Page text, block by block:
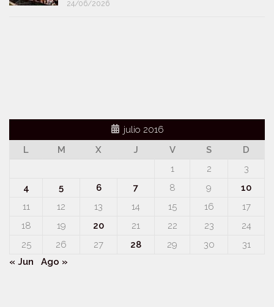
24/06/2026
julio 2016
L
M X J V S
D
1
2
3
4
5 6 7 8 9
10
11
12 13 14 15 16
17
18
19 20 21 22 23
24
25
26 27 28 29 30
31
« Jun
Ago »